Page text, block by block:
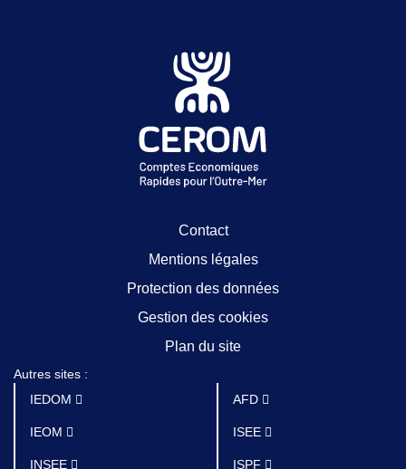
Contact
Mentions légales
Protection des données
Gestion des cookies
Plan du site
Autres sites :
IEDOM
IEOM
INSEE
AFD
ISEE
ISPF